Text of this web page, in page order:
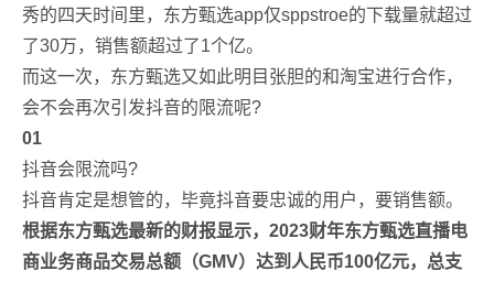
秀的四天时间里，东方甄选app仅sppstroe的下载量就超过
了30万，销售额超过了1个亿。
而这一次，东方甄选又如此明目张胆的和淘宝进行合作，
会不会再次引发抖音的限流呢?
01
抖音会限流吗?
抖音肯定是想管的，毕竟抖音要忠诚的用户，要销售额。
根据东方甄选最新的财报显示，2023财年东方甄选直播电
商业务商品交易总额（GMV）达到人民币100亿元，总支